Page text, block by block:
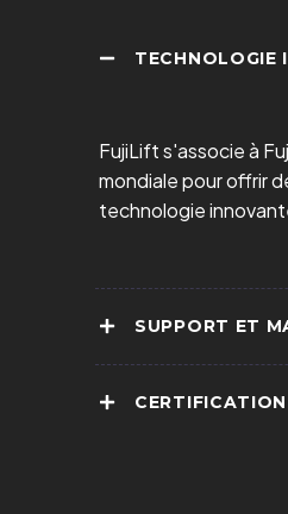
TECHNOLOGIE
FujiLift s'associe à
mondiale pour offrir
technologie
SUPPORT ET